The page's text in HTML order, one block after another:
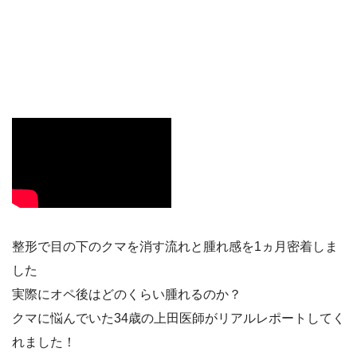
整形で目の下のクマを消す流れと腫れ感を1ヵ月密着しま
した
実際にオペ後はどのくらい腫れるのか？
クマに悩んでいた34歳の上田医師がリアルレポートしてく
れました！